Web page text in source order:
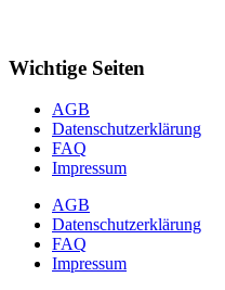
Wichtige Seiten
AGB
Datenschutzerklärung
FAQ
Impressum
AGB
Datenschutzerklärung
FAQ
Impressum